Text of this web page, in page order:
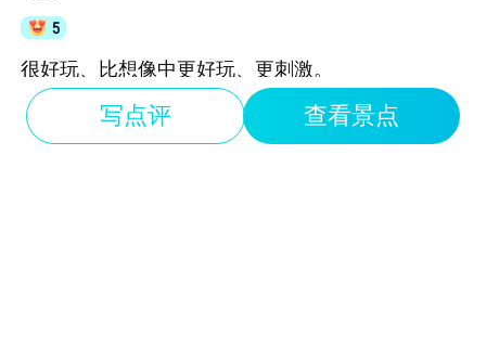
5
很好玩、比想像中更好玩、更刺激。
写点评 查看景点